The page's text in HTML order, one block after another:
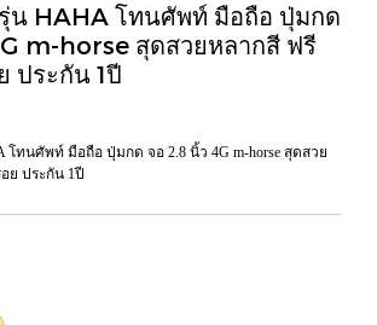
น HAHA โทนศัพท์ มือถือ ปุ่มกด
m-horse สุดสวยหลากสี ฟรี
ประกัน 1ปี
โทนศัพท์ มือถือ ปุ่มกด จอ 2.8 นิ้ว 4G m-horse สุดสวย
ย ประกัน 1ปี